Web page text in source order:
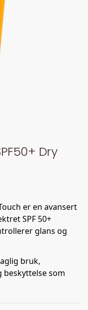
Dry
er en avansert
SPF 50+
glans og
bruk,
beskyttelse som